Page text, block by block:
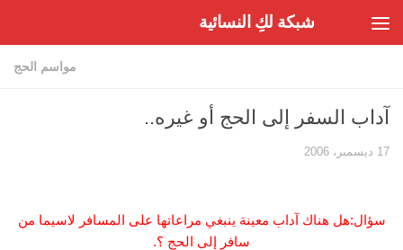
شبكة لكِ النسائية
مواسم الحج
آداب السفر إلى الحج أو غيره..
17 ديسمبر، 2006
سؤال:هل هناك آداب معينة ينبغي مراعاتها على المسافر لاسيما من
سافر إلى الحج ؟.